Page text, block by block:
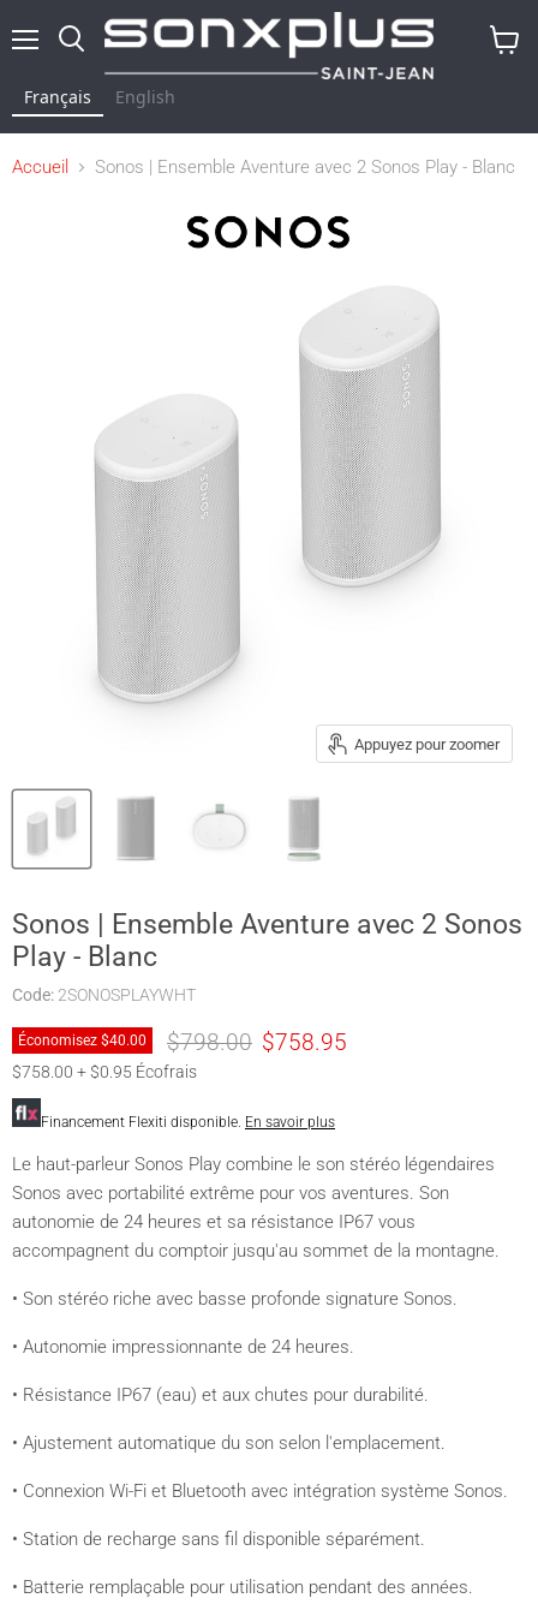
Français English
Accueil Sonos | Ensemble Aventure avec 2 Sonos Play - Blanc
Appuyez pour zoomer
Sonos | Ensemble Aventure avec 2 Sonos
Play - Blanc
Code: 2SONOSPLAYWHT
Économisez $40.00 Prix original
$798.00 Prix actuel
$758.95
$758.00 + $0.95 Écofrais
Financement Flexiti disponible. En savoir plus
Le haut-parleur Sonos Play combine le son stéréo légendaires
Sonos avec portabilité extrême pour vos aventures. Son
autonomie de 24 heures et sa résistance IP67 vous
accompagnent du comptoir jusqu'au sommet de la montagne.
• Son stéréo riche avec basse profonde signature Sonos.
• Autonomie impressionnante de 24 heures.
• Résistance IP67 (eau) et aux chutes pour durabilité.
• Ajustement automatique du son selon l'emplacement.
• Connexion Wi-Fi et Bluetooth avec intégration système Sonos.
• Station de recharge sans fil disponible séparément.
• Batterie remplaçable pour utilisation pendant des années.